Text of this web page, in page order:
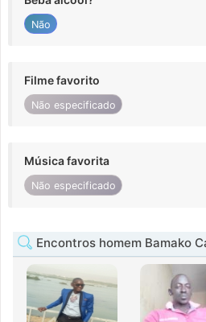
Não
Filme favorito
Não especificado
Música favorita
Não especificado
Encontros homem Bamako